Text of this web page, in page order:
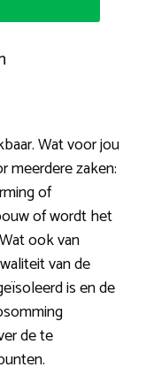
Wat voor jou
meerdere zaken:
of
of wordt het
ook van
van de
is en de
de te